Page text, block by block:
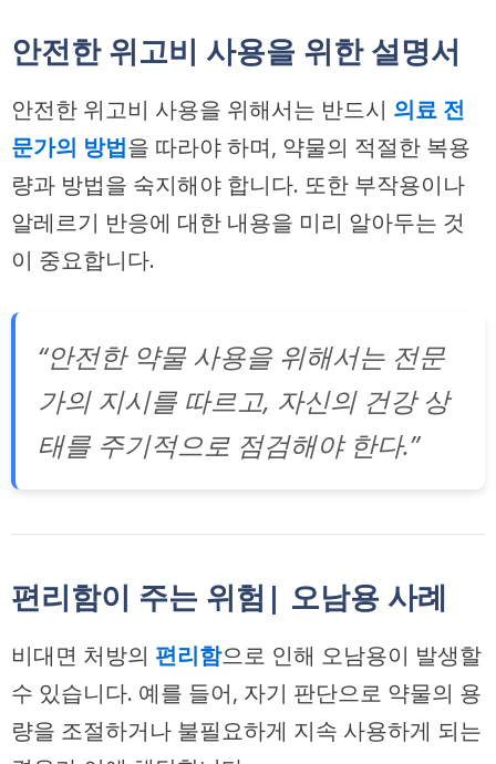
안전한 위고비 사용을 위한 설명서
안전한 위고비 사용을 위해서는 반드시 의료 전
문가의 방법을 따라야 하며, 약물의 적절한 복용
량과 방법을 숙지해야 합니다. 또한 부작용이나
알레르기 반응에 대한 내용을 미리 알아두는 것
이 중요합니다.
“안전한 약물 사용을 위해서는 전문
가의 지시를 따르고, 자신의 건강 상
태를 주기적으로 점검해야 한다.”
편리함이 주는 위험| 오남용 사례
비대면 처방의 편리함으로 인해 오남용이 발생할
수 있습니다. 예를 들어, 자기 판단으로 약물의 용
량을 조절하거나 불필요하게 지속 사용하게 되는